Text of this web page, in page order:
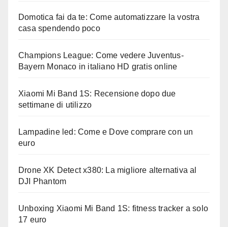
Domotica fai da te: Come automatizzare la vostra
casa spendendo poco
Champions League: Come vedere Juventus-
Bayern Monaco in italiano HD gratis online
Xiaomi Mi Band 1S: Recensione dopo due
settimane di utilizzo
Lampadine led: Come e Dove comprare con un
euro
Drone XK Detect x380: La migliore alternativa al
DJI Phantom
Unboxing Xiaomi Mi Band 1S: fitness tracker a solo
17 euro